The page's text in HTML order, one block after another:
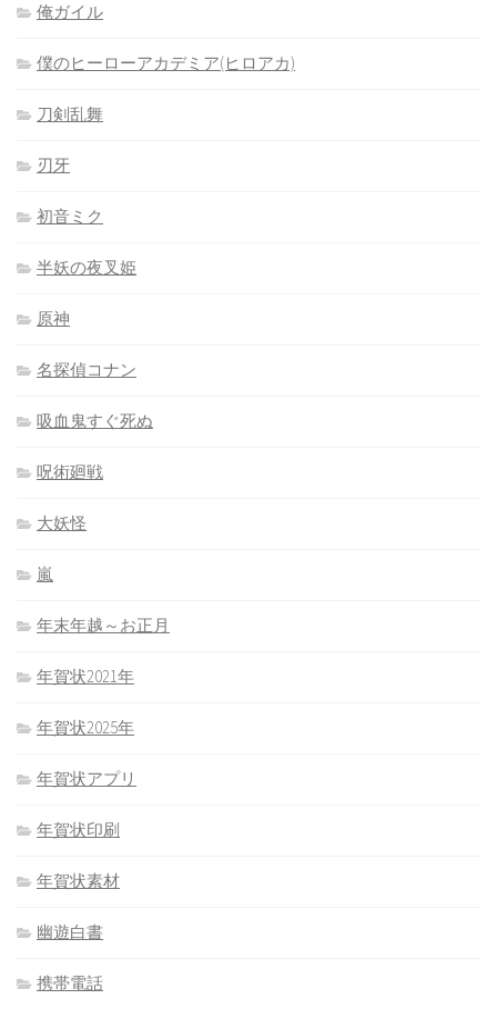
俺ガイル
僕のヒーローアカデミア(ヒロアカ)
刀剣乱舞
刃牙
初音ミク
半妖の夜叉姫
原神
名探偵コナン
吸血鬼すぐ死ぬ
呪術廻戦
大妖怪
嵐
年末年越～お正月
年賀状2021年
年賀状2025年
年賀状アプリ
年賀状印刷
年賀状素材
幽遊白書
携帯電話